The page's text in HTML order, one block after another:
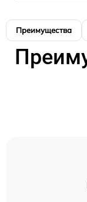
Преимущества